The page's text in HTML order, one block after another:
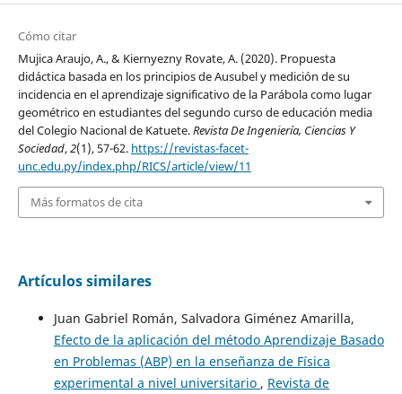
Cómo citar
Mujica Araujo, A., & Kiernyezny Rovate, A. (2020). Propuesta
didáctica basada en los principios de Ausubel y medición de su
incidencia en el aprendizaje significativo de la Parábola como lugar
geométrico en estudiantes del segundo curso de educación media
del Colegio Nacional de Katuete.Revista De Ingeniería, Ciencias Y
Sociedad,2(1), 57-62. https://revistas-facet-
unc.edu.py/index.php/RICS/article/view/11
Más formatos de cita
Artículos similares
Juan Gabriel Román, Salvadora Giménez Amarilla,
Efecto de la aplicación del método Aprendizaje Basado
en Problemas (ABP) en la enseñanza de Física
experimental a nivel universitario , Revista de